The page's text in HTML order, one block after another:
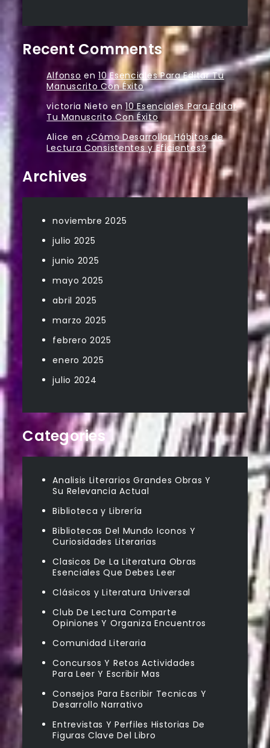
Recent Comments
Alfonso en10 Esenciales Para Editar Tu
Manuscrito Con Éxito
victoria Nieto en10 Esenciales Para Editar
Tu Manuscrito Con Éxito
Alice en ¿Cómo Desarrollar Hábitos de
Lectura Consistentes y Eficientes?
Archives
noviembre 2025
julio 2025
junio 2025
mayo 2025
abril 2025
marzo 2025
febrero 2025
enero 2025
julio 2024
Categories
Analisis Literarios Grandes Obras Y
Su Relevancia Actual
Biblioteca y Librería
Bibliotecas Del Mundo Iconos Y
Curiosidades Literarias
Clasicos De La Literatura Obras
Esenciales Que Debes Leer
Clásicos y Literatura Universal
Club De Lectura Comparte
Opiniones Y Organiza Encuentros
Comunidad Literaria
Concursos Y Retos Actividades
Para Leer Y Escribir Mas
Consejos Para Escribir Tecnicas Y
Desarrollo Narrativo
Entrevistas Y Perfiles Historias De
Figuras Clave Del Libro